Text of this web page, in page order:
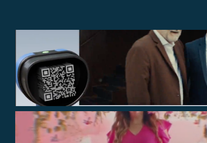
VISUALIZZA